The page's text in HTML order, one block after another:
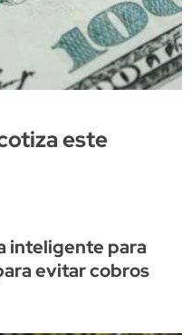
este
inteligente para
evitar cobros